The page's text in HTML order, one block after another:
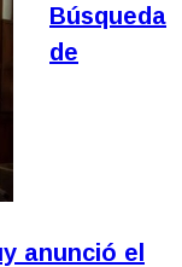
Búsqueda
de
anunció el